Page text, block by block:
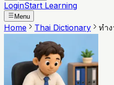
LoginStart Learning
Menu
Home Thai Dictionary ทำ